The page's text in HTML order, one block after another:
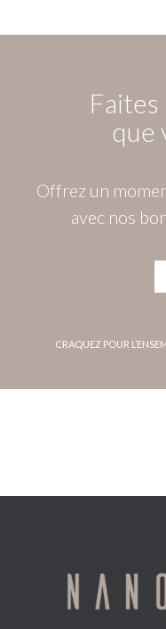
Faites
que
Offrez un
avec nos
CRAQUEZ POUR